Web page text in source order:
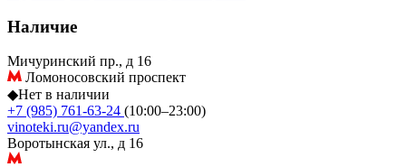
Наличие
Мичуринский пр., д 16
Ломоносовский проспект
◆Нет в наличии
+7 (985) 761-63-24 (10:00–23:00)
vinoteki.ru@yandex.ru
Воротынская ул., д 16